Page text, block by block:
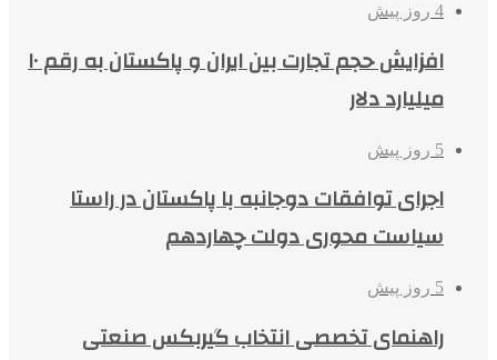
4 روز پیش
افزایش حجم تجارت بین ایران و پاکستان به رقم ۱۰
میلیارد دلار
5 روز پیش
اجرای توافقات دوجانبه با پاکستان در راستا
سیاست محوری دولت چهاردهم
5 روز پیش
راهنمای تخصصی انتخاب گیربکس صنعتی